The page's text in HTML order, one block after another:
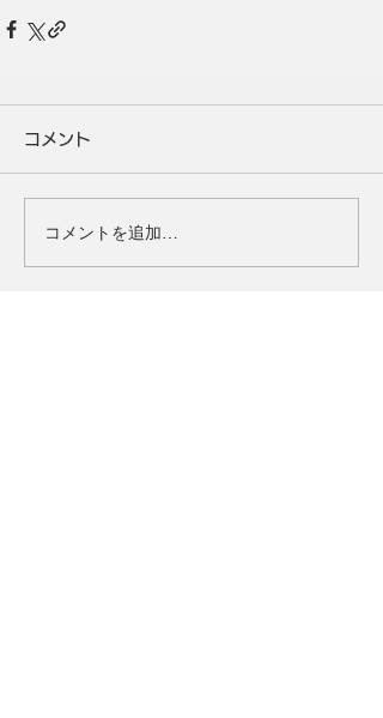
コメント
コメントを追加…